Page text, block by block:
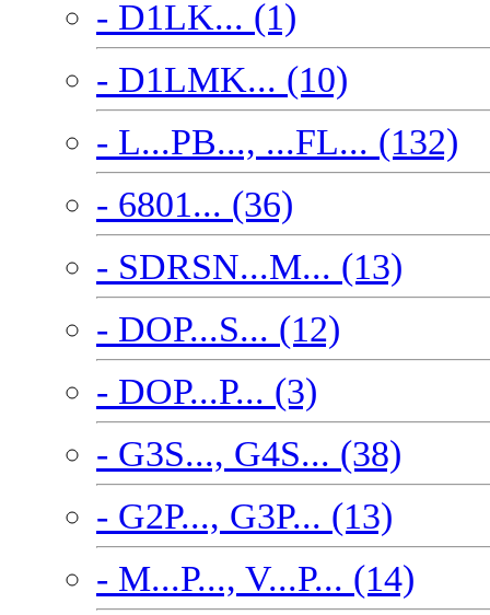
- D1LK... (1)
- D1LMK... (10)
- L...PB..., ...FL... (132)
- 6801... (36)
- SDRSN...M... (13)
- DOP...S... (12)
- DOP...P... (3)
- G3S..., G4S... (38)
- G2P..., G3P... (13)
- M...P..., V...P... (14)